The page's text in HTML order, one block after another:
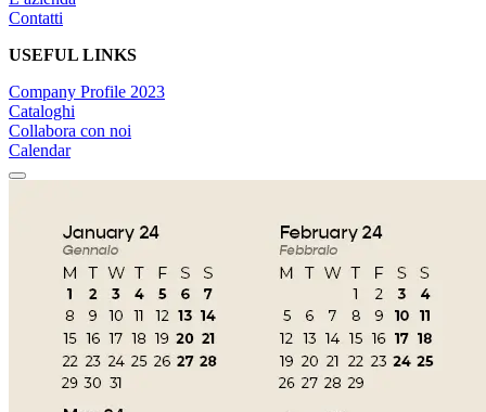
Contatti
USEFUL LINKS
Company Profile 2023
Cataloghi
Collabora con noi
Calendar